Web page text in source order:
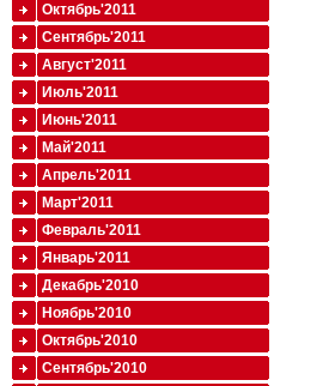
Октябрь'2011
Сентябрь'2011
Август'2011
Июль'2011
Июнь'2011
Май'2011
Апрель'2011
Март'2011
Февраль'2011
Январь'2011
Декабрь'2010
Ноябрь'2010
Октябрь'2010
Сентябрь'2010